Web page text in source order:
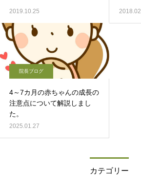
2019.10.25
院長ブログ
4～7カ月の赤ちゃんの成長の
注意点について解説しまし
た。
2025.01.27
カテゴリー